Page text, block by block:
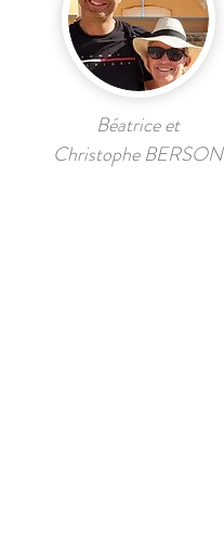
Béatrice et
Christophe BERSON